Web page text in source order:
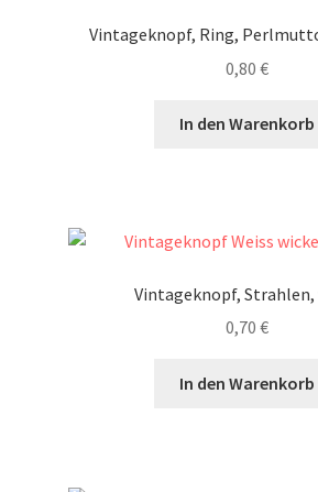
Vintageknopf, Ring,
0,80 €
In den Warenkorb
Vintageknopf, Strahlen,
0,70 €
In den Warenkorb